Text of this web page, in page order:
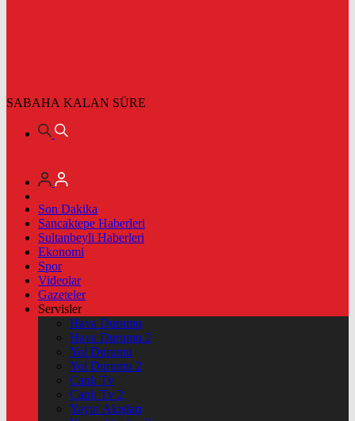
SABAHA KALAN SÜRE
Son Dakika
Sancaktepe Haberleri
Sultanbeyli Haberleri
Ekonomi
Spor
Videolar
Gazeteler
Servisler
Hava Durumu
Hava Durumu 2
Yol Durumu
Yol Durumu 2
Canlı Tv
Canlı Tv 2
Yayın Akışları